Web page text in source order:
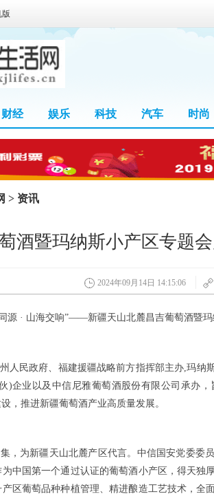
版
财经 娱乐 科技 汽车 时尚
> 资讯
酒暨玛纳斯小产区专题
2024年09月14日 14:15:06
源 · 山海交响”——新疆天山北麓昌吉葡萄酒暨
民政府、 福建援疆战略前方指挥部主办,玛纳
)企业以及中信尼雅葡萄酒股份有限公司承办，
， 推进新疆葡萄酒产业高质量发展。
， 为新疆天山北麓产区代言。中信国安党委委
为中国第一个通过认证的葡萄酒小产区，得天独
区葡萄品种种植管理、精进酿造工艺技术，全面